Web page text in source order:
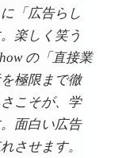
「広告らし
楽しく笑う
の「直接業
極限まで徹
こそが、学
面白い広告
させます。